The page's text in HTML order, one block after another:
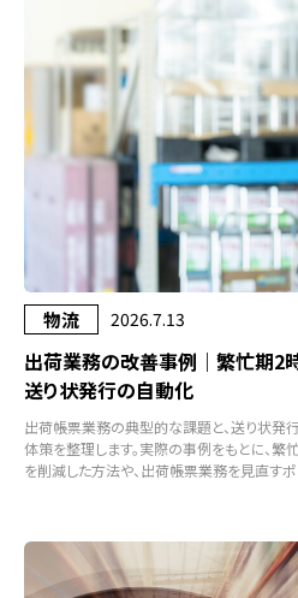
物流 2026.7.13
出荷業務の改善事例｜繁忙期2
送り状発行の自動化
出荷帳票業務の典型的な課題と、送り状発
体策を整理します。実際の事例をもとに、
を削減した方法や、出荷帳票業務を見直すポ